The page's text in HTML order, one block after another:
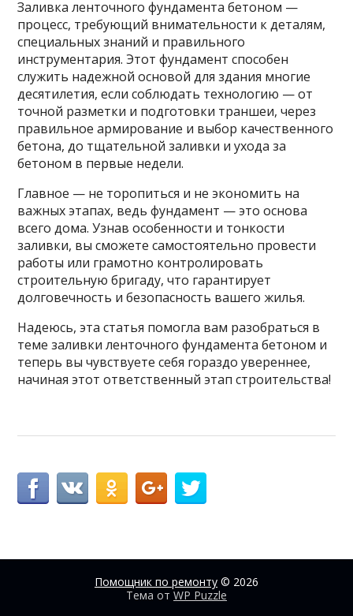
Заливка ленточного фундамента бетоном —
процесс, требующий внимательности к деталям,
специальных знаний и правильного
инструментария. Этот фундамент способен
служить надежной основой для здания многие
десятилетия, если соблюдать технологию — от
точной разметки и подготовки траншеи, через
правильное армирование и выбор качественного
бетона, до тщательной заливки и ухода за
бетоном в первые недели.
Главное — не торопиться и не экономить на
важных этапах, ведь фундамент — это основа
всего дома. Узнав особенности и тонкости
заливки, вы сможете самостоятельно провести
работы или грамотно контролировать
строительную бригаду, что гарантирует
долговечность и безопасность вашего жилья.
Надеюсь, эта статья помогла вам разобраться в
теме заливки ленточного фундамента бетоном и
теперь вы чувствуете себя гораздо увереннее,
начиная этот ответственный этап строительства!
Помощник по ремонту © 2026
Тема от WP Puzzle